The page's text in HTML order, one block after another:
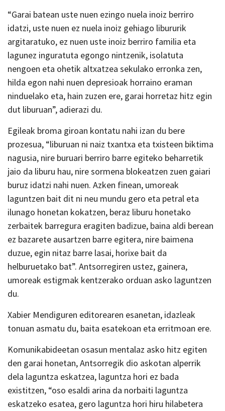
“Garai batean uste nuen ezingo nuela inoiz berriro
idatzi, uste nuen ez nuela inoiz gehiago libururik
argitaratuko, ez nuen uste inoiz berriro familia eta
lagunez inguratuta egongo nintzenik, isolatuta
nengoen eta ohetik altxatzea sekulako erronka zen,
hilda egon nahi nuen depresioak horraino eraman
ninduelako eta, hain zuzen ere, garai horretaz hitz egin
dut liburuan”, adierazi du.
Egileak broma giroan kontatu nahi izan du bere
prozesua, “liburuan ni naiz txantxa eta txisteen biktima
nagusia, nire buruari berriro barre egiteko beharretik
jaio da liburu hau, nire sormena blokeatzen zuen gaiari
buruz idatzi nahi nuen. Azken finean, umoreak
laguntzen bait dit ni neu mundu gero eta petral eta
ilunago honetan kokatzen, beraz liburu honetako
zerbaitek barregura eragiten badizue, baina aldi berean
ez bazarete ausartzen barre egitera, nire baimena
duzue, egin nitaz barre lasai, horixe bait da
helburuetako bat”. Antsorregiren ustez, gainera,
umoreak estigmak kentzerako orduan asko laguntzen
du.
Xabier Mendiguren editorearen esanetan, idazleak
tonuan asmatu du, baita esatekoan eta erritmoan ere.
Komunikabideetan osasun mentalaz asko hitz egiten
den garai honetan, Antsorregik dio askotan alperrik
dela laguntza eskatzea, laguntza hori ez bada
existitzen, “oso esaldi arina da norbaiti laguntza
eskatzeko esatea, gero laguntza hori hiru hilabetera